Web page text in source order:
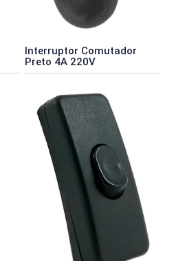
Interruptor Comutador
Preto 4A 220V